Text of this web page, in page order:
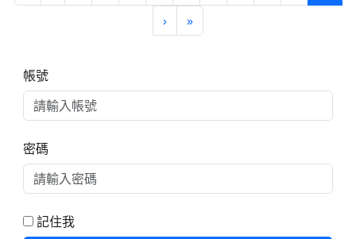
›下一頁
»最後頁
帳號
密碼
記住我